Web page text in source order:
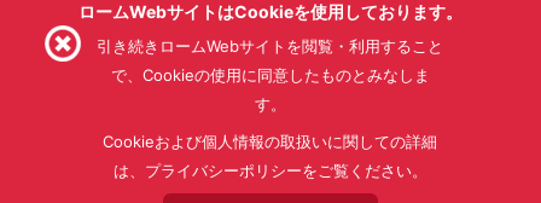
利用目的
プライバシーポリシー
サイトマップ
ローム製品の販売に関する標準契約条件書(PDF)
ロームWebサイトはCookieを使用しております。
引き続きロームWebサイトを閲覧・利用すること
で、Cookieの使用に同意したものとみなしま
す。
Cookieおよび個人情報の取扱いに関しての詳細
は、プライバシーポリシーをご覧ください。